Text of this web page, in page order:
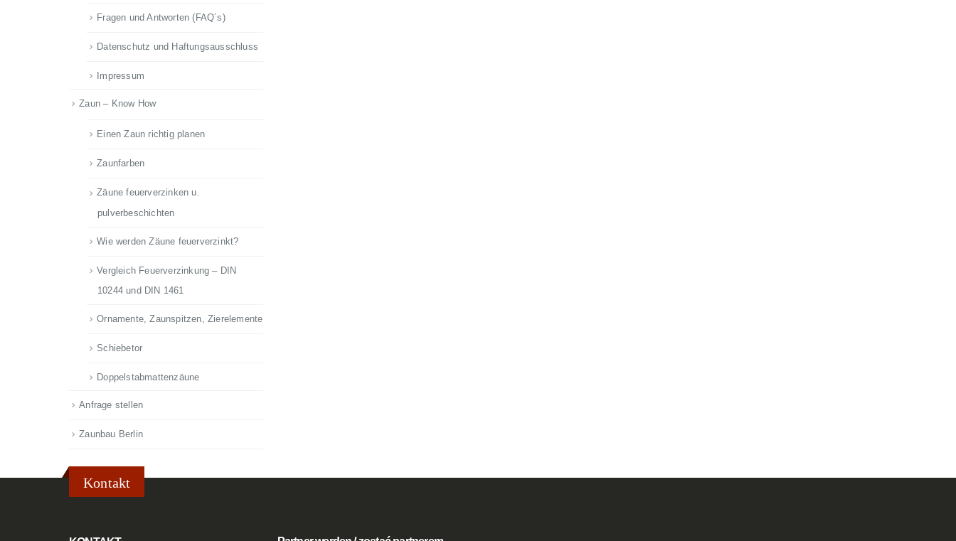
Fragen und Antworten (FAQ´s)
Datenschutz und Haftungsausschluss
Impressum
Zaun – Know How
Einen Zaun richtig planen
Zaunfarben
Zäune feuerverzinken u.
pulverbeschichten
Wie werden Zäune feuerverzinkt?
Vergleich Feuerverzinkung – DIN
10244 und DIN 1461
Ornamente, Zaunspitzen, Zierelemente
Schiebetor
Doppelstabmattenzäune
Anfrage stellen
Zaunbau Berlin
Kontakt